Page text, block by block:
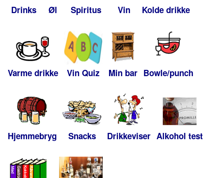
Drinks Øl Spiritus Vin Kolde drikke
Varme drikke Vin Quiz Min bar Bowle/punch
Hjemmebryg Snacks Drikkeviser Alkohol test